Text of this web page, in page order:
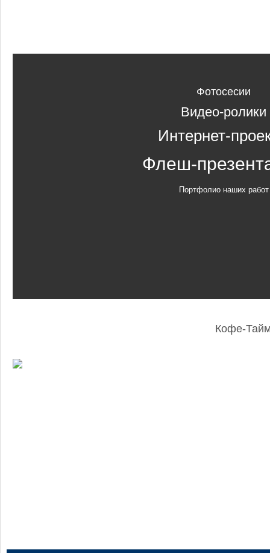
Фотосесии
Видео-ролики
Интернет-
Флеш-
Портфолио наших работ
Кофе-